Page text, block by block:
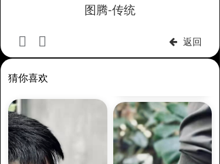
图腾-传统
返回
猜你喜欢